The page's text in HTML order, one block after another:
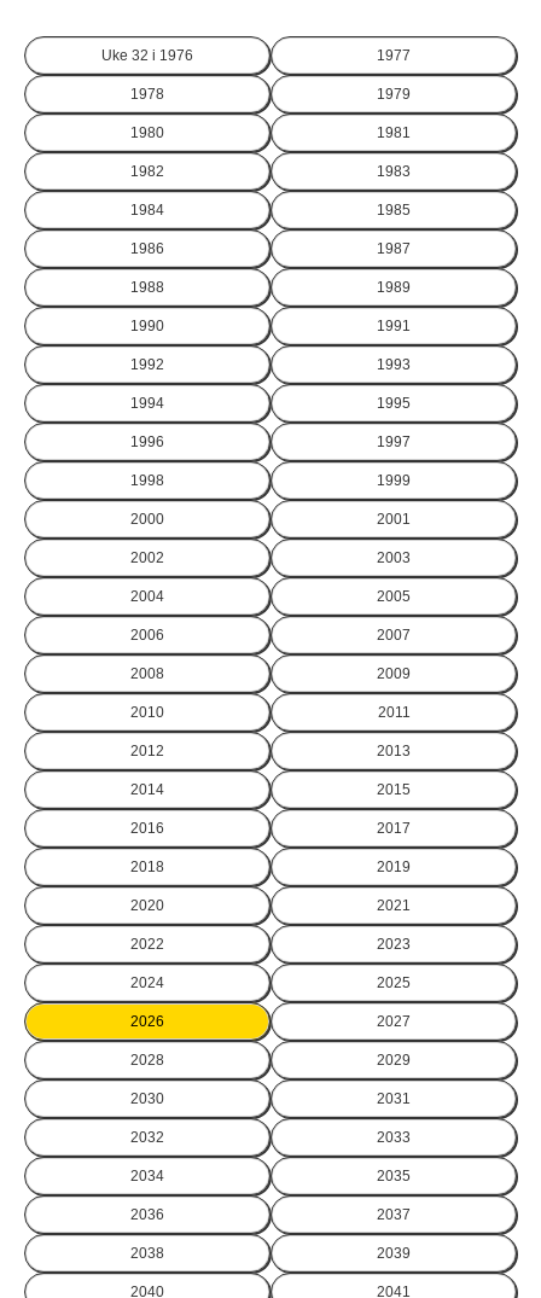
Uke 32 i 1976 1977
1978 1979
1980 1981
1982 1983
1984 1985
1986 1987
1988 1989
1990 1991
1992 1993
1994 1995
1996 1997
1998 1999
2000 2001
2002 2003
2004 2005
2006 2007
2008 2009
2010 2011
2012 2013
2014 2015
2016 2017
2018 2019
2020 2021
2022 2023
2024 2025
2026 2027
2028 2029
2030 2031
2032 2033
2034 2035
2036 2037
2038 2039
2040 2041